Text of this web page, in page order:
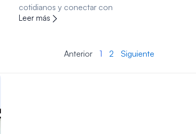
cotidianos y conectar con
Leer más
Anterior 1 2 Siguiente